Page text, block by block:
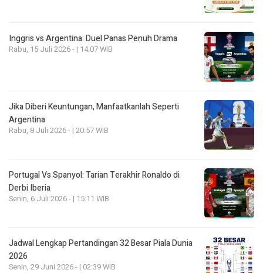
Inggris vs Argentina: Duel Panas Penuh Drama
Rabu, 15 Juli 2026 - | 14:07 WIB
Jika Diberi Keuntungan, Manfaatkanlah Seperti
Argentina
Rabu, 8 Juli 2026 - | 20:57 WIB
Portugal Vs Spanyol: Tarian Terakhir Ronaldo di
Derbi Iberia
Senin, 6 Juli 2026 - | 15:11 WIB
Jadwal Lengkap Pertandingan 32 Besar Piala Dunia
2026
Senin, 29 Juni 2026 - | 02:39 WIB